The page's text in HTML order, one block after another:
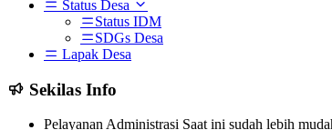
Status Desa
Status IDM
SDGs Desa
Lapak Desa
Sekilas Info
Pelayanan Administrasi Saat ini sudah lebih